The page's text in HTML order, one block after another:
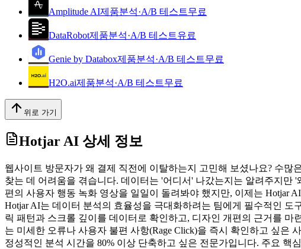
Amplitude AI제품분석·A/B 테스트무료
DataRobot제품분석·A/B 테스트유료
Genie by Databox제품분석·A/B 테스트무료
H2O.ai제품분석·A/B 테스트무료
위로 가기
Hotjar AI 상세 정보
웹사이트 방문자가 왜 결제 직전에 이탈하는지 고민해 보셨나요? 수
찾는 데 어려움을 겪습니다. 데이터는 '어디서' 나갔는지는 알려주지만
편의 사용자 행동 녹화 영상을 일일이 돌려봐야 했지만, 이제는 Hotjar
Hotjar AI는 데이터 분석의 효율성을 극대화하려는 팀에게 필수적인
릭 패턴과 스크롤 깊이를 데이터로 확인하고, 디자인 개편의 근거를
는 미세한 오류나 사용자 불편 사항(Rage Click)을 즉시 확인하고 싶은
정성적인 분석 시간을 80% 이상 단축하고 싶은 전문가입니다. 주요